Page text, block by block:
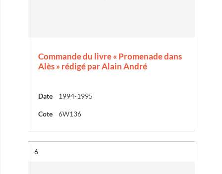
Commande du livre « Promenade dans
Alès » rédigé par Alain André
Date 1994-1995
Cote 6W136
Résultat n°
6